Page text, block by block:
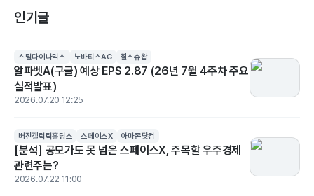
인기글
스틸다이나믹스 노바티스AG 찰스슈왑
알파벳A(구글) 예상 EPS 2.87 (26년 7월 4주차 주요
실적발표)
2026.07.20 12:25
버진갤럭틱홀딩스 스페이스X 아마존닷컴
[분석] 공모가도 못 넘은 스페이스X, 주목할 우주경제
관련주는?
2026.07.22 11:00